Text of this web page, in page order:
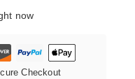
now
Checkout